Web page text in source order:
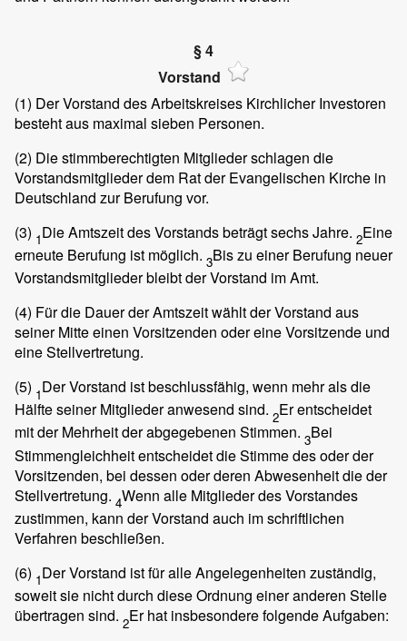
§ 4
Vorstand
(1) Der Vorstand des Arbeitskreises Kirchlicher Investoren
besteht aus maximal sieben Personen.
(2) Die stimmberechtigten Mitglieder schlagen die
Vorstandsmitglieder dem Rat der Evangelischen Kirche in
Deutschland zur Berufung vor.
(3) 1Die Amtszeit des Vorstands beträgt sechs Jahre. 2Eine
erneute Berufung ist möglich. 3Bis zu einer Berufung neuer
Vorstandsmitglieder bleibt der Vorstand im Amt.
(4) Für die Dauer der Amtszeit wählt der Vorstand aus
seiner Mitte einen Vorsitzenden oder eine Vorsitzende und
eine Stellvertretung.
(5) 1Der Vorstand ist beschlussfähig, wenn mehr als die
Hälfte seiner Mitglieder anwesend sind. 2Er entscheidet
mit der Mehrheit der abgegebenen Stimmen. 3Bei
Stimmengleichheit entscheidet die Stimme des oder der
Vorsitzenden, bei dessen oder deren Abwesenheit die der
Stellvertretung. 4Wenn alle Mitglieder des Vorstandes
zustimmen, kann der Vorstand auch im schriftlichen
Verfahren beschließen.
(6) 1Der Vorstand ist für alle Angelegenheiten zuständig,
soweit sie nicht durch diese Ordnung einer anderen Stelle
übertragen sind. 2Er hat insbesondere folgende Aufgaben: